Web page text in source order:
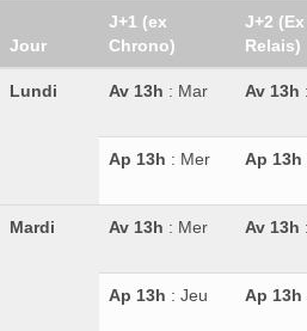
Jour
J+1 (ex
Chrono)
J+2
Relais)
Lundi Av 13h : Mar Av 13h
Ap 13h : Mer Ap 13h
Mardi Av 13h : Mer Av 13h
Ap 13h : Jeu Ap 13h